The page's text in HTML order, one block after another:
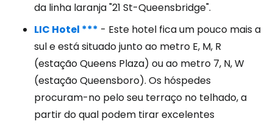
da linha laranja "21 St-Queensbridge".
LIC Hotel *** - Este hotel fica um pouco mais a
sul e está situado junto ao metro E, M, R
(estação Queens Plaza) ou ao metro 7, N, W
(estação Queensboro). Os hóspedes
procuram-no pelo seu terraço no telhado, a
partir do qual podem tirar excelentes